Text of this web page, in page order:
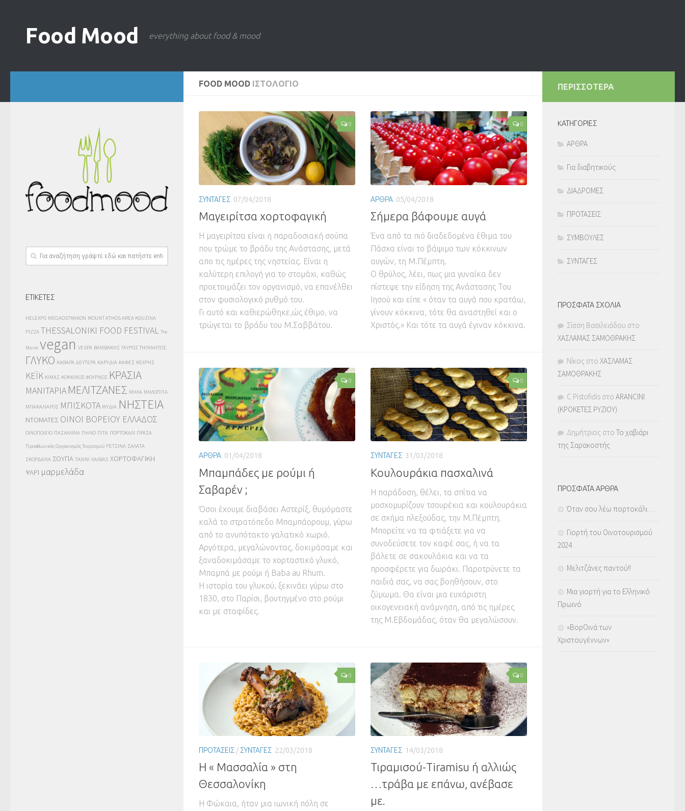
Food Mood everything about food & mood
FOOD MOOD ΙΣΤΟΛΟΓΙΟ
0
ΣΥΝΤΑΓΕΣ 07/04/2018
Μαγειρίτσα χορτοφαγική
Η μαγειρίτσα είναι η παραδοσιακή σούπα
που τρώμε το βράδυ της Ανάστασης, μετά
απο τις ημέρες της νηστείας. Είναι η
καλύτερη επιλογή για το στομάχι, καθώς
προετοιμάζει τον οργανισμό, να επανέλθει
στον φυσιολογικό ρυθμό του.
Γι αυτό και καθιερώθηκε,ώς έθιμο, να
τρώγεται το βράδυ του Μ.Σαββάτου.
0
ΑΡΘΡΑ 05/04/2018
Σήμερα βάφουμε αυγά
Ένα από τα πιό διαδεδομένα έθιμα του
Πάσχα είναι το βάψιμο των κόκκινων
αυγών, τη Μ.Πέμπτη.
Ο θρύλος, λέει, πως μια γυναίκα δεν
πίστεψε την είδηση της Ανάστασης Του
Ιησού και είπε « όταν τα αυγά που κρατάω,
γίνουν κόκκινα, τότε θα αναστηθεί και ο
Χριστός.» Και τότε τα αυγά έγιναν κόκκινα.
0
ΑΡΘΡΑ 01/04/2018
Μπαμπάδες με ρούμι ή
Σαβαρέν ;
Όσοι έχουμε διαβάσει Αστερίξ, θυμόμαστε
καλά το στρατόπεδο Μπαμπάορουμ, γύρω
από το ανυπότακτο γαλατικό χωριό.
Αργότερα, μεγαλώνοντας, δοκιμάσαμε και
ξαναδοκιμάσαμε το χορταστικό γλυκό,
Μπαμπά με ρούμι ή Baba au Rhum.
Η ιστορία του γλυκού, ξεκινάει γύρω στο
1830, στο Παρίσι, βουτηγμένο στο ρούμι
και με σταφίδες.
0
ΣΥΝΤΑΓΕΣ 31/03/2018
Κουλουράκια πασχαλινά
Η παράδοση, θέλει, τα σπίτια να
μοσχομυρίζουν τσουρέκια και κουλουράκια
σε σχήμα πλεξούδας, την Μ.Πέμπτη.
Μπορείτε να τα φτιάξετε για να
συνοδεύσετε τον καφέ σας, ή να τα
βάλετε σε σακουλάκια και να τα
προσφέρετε για δωράκι. Παροτρύνετε τα
παιδιά σας, να σας βοηθήσουν, στο
ζύμωμα. Θα είναι μια ευχάριστη
οικογενειακή ανάμνηση, από τις ημέρες
της Μ.Εβδομάδας, όταν θα μεγαλώσουν.
0
ΠΡΟΤΑΣΕΙΣ / ΣΥΝΤΑΓΕΣ 22/03/2018
Η « Μασσαλία » στη
Θεσσαλονίκη
Η Φώκαια, ήταν μια ιωνική πόλη σε
0
ΣΥΝΤΑΓΕΣ 14/03/2018
Τιραμισού-Tiramisu ή αλλιώς
…τράβα με επάνω, ανέβασε
με.
ΕΤΙΚΕΤΕΣ
HELEXPO MEGAOSTRAKON MOUNT ATHOS AREA KOUZINA
PIZZA THESSALONIKI FOOD FESTIVAL Tre
Marie vegan VESPA ΒΑΜΒΑΚΗΣ ΓΑΥΡΟΣ ΤΗΓΑΝΗΤΟΣ
ΓΛΥΚΟ ΚΑΘΑΡΑ ΔΕΥΤΕΡΑ ΚΑΡΥΔΙΑ ΚΑΦΕΣ ΚΕΧΡΗΣ
ΚΕΪΚ ΚΙΜΑΣ ΚΟΚΚΙΝΟΣ ΦΟΥΡΝΟΣ ΚΡΑΣΙΑ
ΜΑΝΙΤΑΡΙΑ ΜΕΛΙΤΖΑΝΕΣ ΜΗΛΑ ΜΗΛΟΠΙΤΑ
ΜΠΑΚΑΛΙΑΡΟΣ ΜΠΙΣΚΟΤΑ ΜΥΔΙΑ ΝΗΣΤΕΙΑ
ΝΤΟΜΑΤΕΣ ΟΙΝΟΙ ΒΟΡΕΙΟΥ ΕΛΛΑΔΟΣ
ΟΙΝΟΠΟΙΕΙΟ ΠΑΣΧΑΛΙΝΑ ΠΗΛΙΟ ΠΙΤΑ ΠΟΡΤΟΚΑΛΙ ΠΡΑΣΑ
Προαθωνικός Οργανισμός Τουρισμού ΡΕΤΣΙΝΑ ΣΑΛΑΤΑ
ΣΚΟΡΔΑΛΙΑ ΣΟΥΠΑ ΤΑΧΙΝΙ ΧΑΛΒΑΣ ΧΟΡΤΟΦΑΓΙΚΗ
ΨΑΡΙ μαρμελάδα
ΠΕΡΙΣΣΟΤΕΡΑ
KΑΤΗΓΟΡΙΕΣ
ΑΡΘΡΑ
Για διαβητικούς
ΔΙΑΔΡΟΜΕΣ
ΠΡΟΤΑΣΕΙΣ
ΣΥΜΒΟΥΛΕΣ
ΣΥΝΤΑΓΕΣ
ΠΡΟΣΦΑΤΑ ΣΧΟΛΙΑ
Σίσση Βασιλειάδου στο
ΧΑΣΛΑΜΑΣ ΣΑΜΟΘΡΑΚΗΣ
Νίκος στο ΧΑΣΛΑΜΑΣ
ΣΑΜΟΘΡΑΚΗΣ
C Pistofidis στο ARANCINI
(ΚΡΟΚΕΤΕΣ ΡΥΖΙΟΥ)
Δημήτριος στο Το χαβιάρι
της Σαρακοστής
ΠΡΟΣΦΑΤΑ ΑΡΘΡΑ
Όταν σου λέω πορτοκάλι …
Γιορτή του Οινοτουρισμού
2024
Μελιτζάνες παντού!!
Μια γιορτή για το Ελληνικό
Πρωινό
«ΒορΟινά των
Χριστουγέννων»